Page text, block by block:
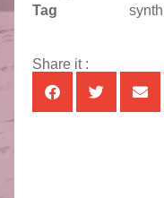
Tag
Share it :